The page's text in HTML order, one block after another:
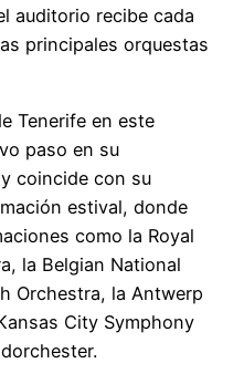
auditorio recibe cada
principales orquestas
Tenerife en este
paso en su
coincide con su
estival, donde
como la Royal
la Belgian National
Orchestra, la Antwerp
City Symphony